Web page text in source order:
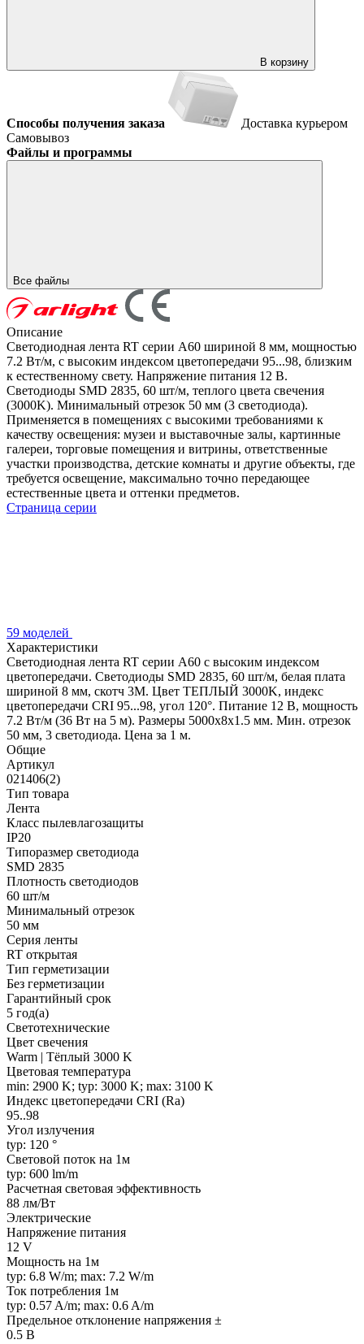
В корзину
Способы получения заказа
Доставка курьером
Самовывоз
Файлы и программы
Все файлы
Описание
Светодиодная лента RT серии A60 шириной 8 мм, мощностью
7.2 Вт/м, с высоким индексом цветопередачи 95...98, близким
к естественному свету. Напряжение питания 12 В.
Светодиоды SMD 2835, 60 шт/м, теплого цвета свечения
(3000K). Минимальный отрезок 50 мм (3 светодиода).
Применяется в помещениях с высокими требованиями к
качеству освещения: музеи и выставочные залы, картинные
галереи, торговые помещения и витрины, ответственные
участки производства, детские комнаты и другие объекты, где
требуется освещение, максимально точно передающее
естественные цвета и оттенки предметов.
Страница серии
59 моделей
Характеристики
Светодиодная лента RT серии A60 с высоким индексом
цветопередачи. Светодиоды SMD 2835, 60 шт/м, белая плата
шириной 8 мм, скотч 3М. Цвет ТЕПЛЫЙ 3000K, индекс
цветопередачи CRI 95...98, угол 120°. Питание 12 В, мощность
7.2 Вт/м (36 Вт на 5 м). Размеры 5000х8х1.5 мм. Мин. отрезок
50 мм, 3 светодиода. Цена за 1 м.
Общие
Артикул
021406(2)
Тип товара
Лента
Класс пылевлагозащиты
IP20
Типоразмер светодиода
SMD 2835
Плотность светодиодов
60 шт/м
Минимальный отрезок
50 мм
Серия ленты
RT открытая
Тип герметизации
Без герметизации
Гарантийный срок
5 год(а)
Светотехнические
Цвет свечения
Warm | Тёплый 3000 K
Цветовая температура
min: 2900 K; typ: 3000 K; max: 3100 K
Индекс цветопередачи CRI (Ra)
95..98
Угол излучения
typ: 120 °
Световой поток на 1м
typ: 600 lm/m
Расчетная световая эффективность
88 лм/Вт
Электрические
Напряжение питания
12 V
Мощность на 1м
typ: 6.8 W/m; max: 7.2 W/m
Ток потребления 1м
typ: 0.57 A/m; max: 0.6 A/m
Предельное отклонение напряжения ±
0.5 В